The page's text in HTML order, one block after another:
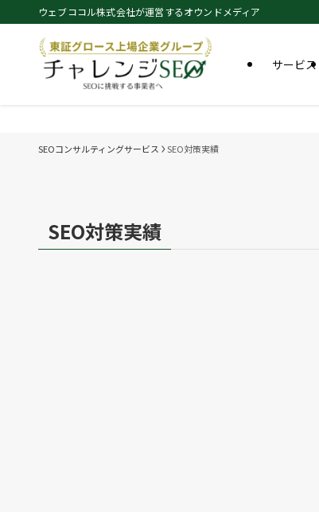
ウェブココル株式会社が運営するオウンドメディア
サービス
SEOコンサルティングサービス SEO対策実績
SEO対策実績